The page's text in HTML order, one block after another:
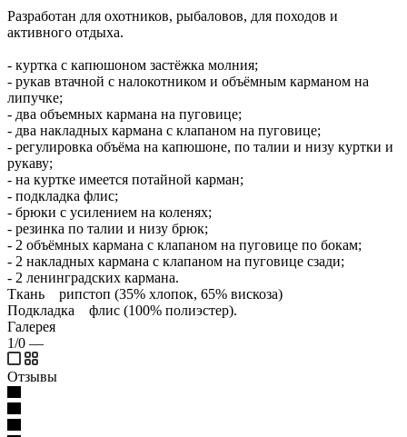
Разработан для охотников, рыбаловов, для походов и
активного отдыха.
- куртка с капюшоном застёжка молния;
- рукав втачной с налокотником и объёмным карманом на
липучке;
- два объемных кармана на пуговице;
- два накладных кармана с клапаном на пуговице;
- регулировка объёма на капюшоне, по талии и низу куртки и
рукаву;
- на куртке имеется потайной карман;
- подкладка флис;
- брюки с усилением на коленях;
- резинка по талии и низу брюк;
- 2 объёмных кармана с клапаном на пуговице по бокам;
- 2 накладных кармана с клапаном на пуговице сзади;
- 2 ленинградских кармана.
Ткань рипстоп (35% хлопок, 65% вискоза)
Подкладка флис (100% полиэстер).
Галерея
1/0 —
Отзывы